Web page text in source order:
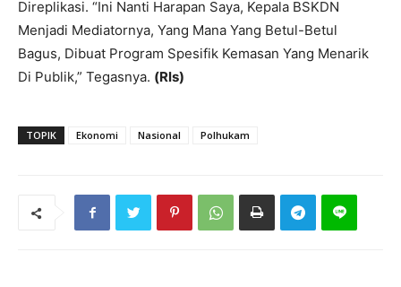
Direplikasi. “Ini Nanti Harapan Saya, Kepala BSKDN
Menjadi Mediatornya, Yang Mana Yang Betul-Betul
Bagus, Dibuat Program Spesifik Kemasan Yang Menarik
Di Publik,” Tegasnya. (Rls)
TOPIK Ekonomi Nasional Polhukam